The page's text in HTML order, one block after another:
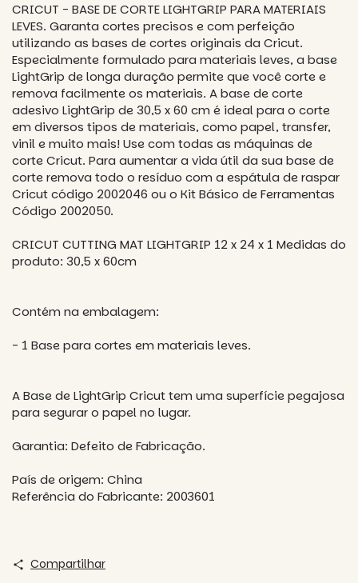
CRICUT - BASE DE CORTE LIGHTGRIP PARA MATERIAIS
LEVES. Garanta cortes precisos e com perfeição
utilizando as bases de cortes originais da Cricut.
Especialmente formulado para materiais leves, a base
LightGrip de longa duração permite que você corte e
remova facilmente os materiais. A base de corte
adesivo LightGrip de 30,5 x 60 cm é ideal para o corte
em diversos tipos de materiais, como papel, transfer,
vinil e muito mais! Use com todas as máquinas de
corte Cricut. Para aumentar a vida útil da sua base de
corte remova todo o resíduo com a espátula de raspar
Cricut código 2002046 ou o Kit Básico de Ferramentas
Código 2002050.
CRICUT CUTTING MAT LIGHTGRIP 12 x 24 x 1 Medidas do
produto: 30,5 x 60cm
Contém na embalagem:
- 1 Base para cortes em materiais leves.
A Base de LightGrip Cricut tem uma superfície pegajosa
para segurar o papel no lugar.
Garantia: Defeito de Fabricação.
País de origem: China
Referência do Fabricante: 2003601
Compartilhar